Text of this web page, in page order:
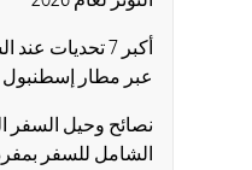
أكبر 7 تحديات
عبر مطار إسطنبول
نصائح وحيل السفر
الشامل للسفر